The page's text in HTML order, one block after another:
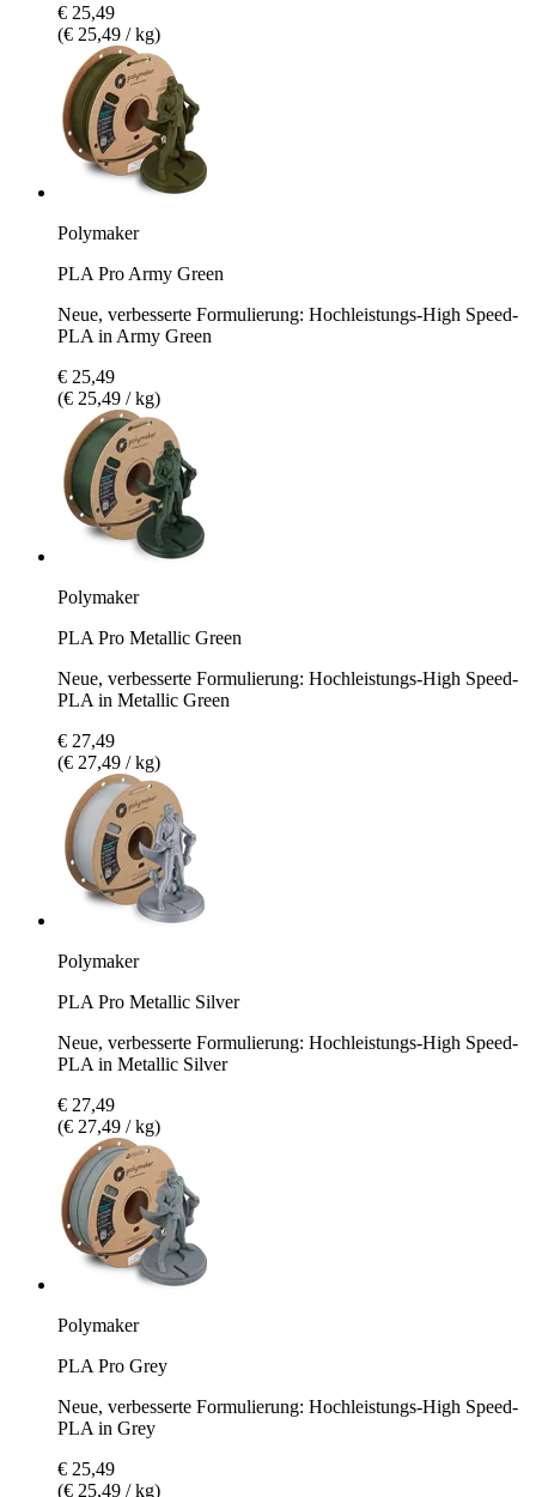
€ 25,49
(€ 25,49 / kg)
Polymaker
PLA Pro Army Green
Neue, verbesserte Formulierung: Hochleistungs-High Speed-
PLA in Army Green
€ 25,49
(€ 25,49 / kg)
Polymaker
PLA Pro Metallic Green
Neue, verbesserte Formulierung: Hochleistungs-High Speed-
PLA in Metallic Green
€ 27,49
(€ 27,49 / kg)
Polymaker
PLA Pro Metallic Silver
Neue, verbesserte Formulierung: Hochleistungs-High Speed-
PLA in Metallic Silver
€ 27,49
(€ 27,49 / kg)
Polymaker
PLA Pro Grey
Neue, verbesserte Formulierung: Hochleistungs-High Speed-
PLA in Grey
€ 25,49
(€ 25,49 / kg)